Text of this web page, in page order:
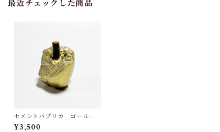
最近チェックした商品
セメントパプリカ＿ゴールド
虫食い1
¥3,500